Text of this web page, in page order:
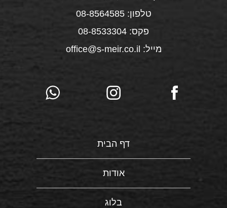
טלפון: 08-8564585
פקס: 08-8533304
מייל: office@s-meir.co.il
דף הבית
אודות
בלוג